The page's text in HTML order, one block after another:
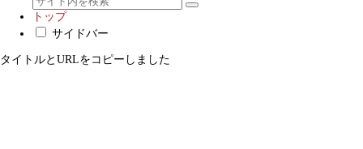
トップ
サイドバー
タイトルとURLをコピーしました